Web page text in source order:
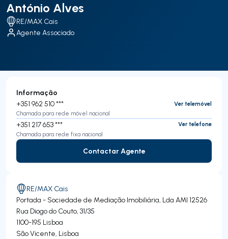
António Alves
RE/MAX Cais
Agente Associado
Informação
+351 962 510 ***
Ver telemóvel
Chamada para rede móvel nacional
+351 217 653 ***
Ver telefone
Chamada para rede fixa nacional
Contactar Agente
Contactar Agente
RE/MAX Cais
Portada - Sociedade de Mediação Imobiliária, Lda AMI 12526
Rua Diogo do Couto, 31/35
1100-195 Lisboa
São Vicente, Lisboa